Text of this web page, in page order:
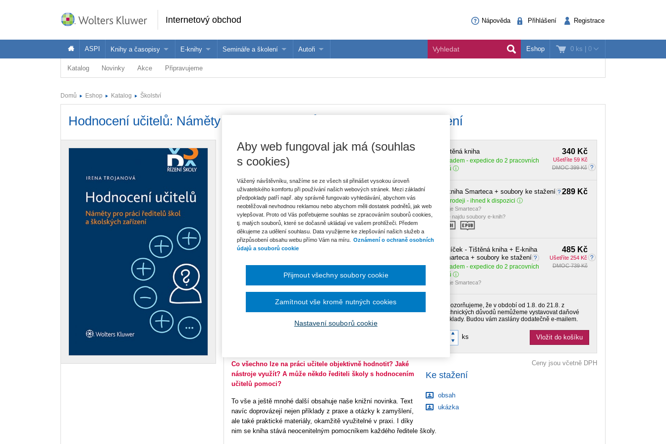
Internetový obchod Nápověda Přihlášení Registrace
0 ks | 0
ASPI Knihy a časopisy
Knihy
E-knihy
Jak na naše e-knihy?
Semináře a školení Autoři Eshop
Katalog Novinky Akce Připravujeme
Domů Eshop Katalog Školství
Hodnocení učitelů: Náměty pro práci ředitelů škol a školských zařízení
340 Kč
Ušetříte 59 Kč
DMOC 399 Kč
Tištěná kniha
Skladem - expedice do 2 pracovních
dnů
289 Kč
E-kniha Smarteca + soubory ke stažení
V prodeji - ihned k dispozici
Co je Smarteca?
Kde najdu soubory e-knih?
485 Kč
Ušetříte 254 Kč
DMOC 739 Kč
Balíček - Tištěná kniha + E-kniha
Smarteca + soubory ke stažení
Skladem - expedice do 2 pracovních
dnů
Co je Smarteca?
Upozorňujeme, že v období od 1.8. do 21.8. z
technických důvodů nemůžeme vystavovat daňové
doklady. Budou vám zaslány dodatečně e-mailem.
ks Vložit do košíku
Ceny jsou včetně DPH
Ke stažení
obsah
ukázka
Vydavatel Wolters Kluwer
Autor
Typ publikace Řízení školy
Datum vydání 12/2017
Vazba brožovaná
Počet stran 136
978-80-7552-869-8
Hodnocení pracovníků je nedílnou součástí práce každého
pedagogy, jen v porovnání s jinými vedoucími pracovníky má
Co všechno lze na práci učitele objektivně hodnotit? Jaké
nástroje využít? A může někdo řediteli školy s hodnocením
učitelů pomoci?
To vše a ještě mnohé další obsahuje naše knižní novinka. Text
navíc doprovázejí nejen příklady z praxe a otázky k zamyšlení,
ale také praktické materiály, okamžitě využitelné v praxi. I díky
nim se kniha stává neocenitelným pomocníkem každého ředitele školy.
Aby web fungoval jak má (souhlas
s cookies)
Vážený návštěvníku, snažíme se ze všech sil přinášet vysokou úroveň
uživatelského komfortu při používání našich webových stránek. Mezi základní
předpoklady patří např. aby správně fungovalo vyhledávání, abychom vás
neobtěžovali nevhodnou reklamou nebo abychom měli dostatek podnětů, jak web
vylepšovat. Proto od Vás potřebujeme souhlas se zpracováním souborů cookies,
tj. malých souborů, které se dočasně ukládají ve vašem prohlížeči. Předem
děkujeme za udělení souhlasu. Data využijeme ke zlepšování našich služeb a
přizpůsobení obsahu webu přímo Vám na míru.
Oznámení o ochraně osobních
údajů a souborů cookie
Nastavení souborů cookie
Zamítnout vše kromě nutných cookies
Přijmout všechny soubory cookie